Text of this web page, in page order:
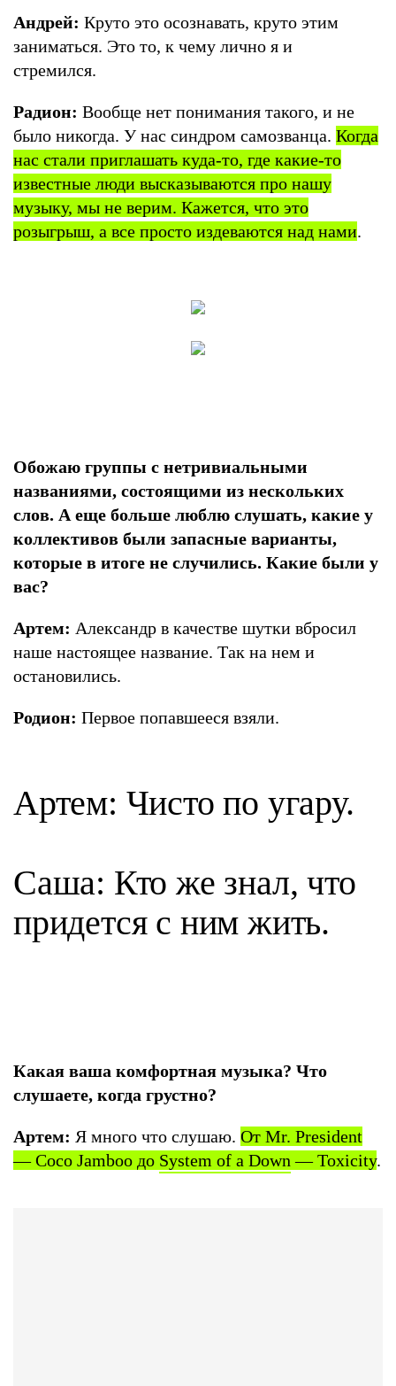
Андрей: Круто это осознавать, круто этим
заниматься. Это то, к чему лично я и
стремился.
Радион: Вообще нет понимания такого, и не
было никогда. У нас синдром самозванца. Когда
нас стали приглашать куда-то, где какие-то
известные люди высказываются про нашу
музыку, мы не верим. Кажется, что это
розыгрыш, а все просто издеваются над нами.
Обожаю группы с нетривиальными
названиями, состоящими из нескольких
слов. А еще больше люблю слушать, какие у
коллективов были запасные варианты,
которые в итоге не случились. Какие были у
вас?
Артем: Александр в качестве шутки вбросил
наше настоящее название. Так на нем и
остановились.
Родион: Первое попавшееся взяли.
Артем: Чисто по угару.
Саша: Кто же знал, что
придется с ним жить.
Какая ваша комфортная музыка? Что
слушаете, когда грустно?
Артем: Я много что слушаю. От Mr. President
— Coco Jamboo до System of a Down — Toxicity.